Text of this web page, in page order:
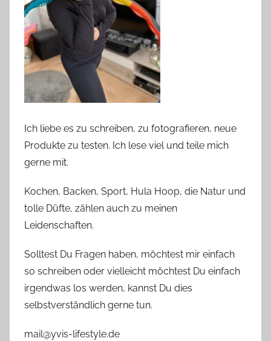
Ich liebe es zu schreiben, zu fotografieren, neue
Produkte zu testen. Ich lese viel und teile mich
gerne mit.
Kochen, Backen, Sport, Hula Hoop, die Natur und
tolle Düfte, zählen auch zu meinen
Leidenschaften.
Solltest Du Fragen haben, möchtest mir einfach
so schreiben oder vielleicht möchtest Du einfach
irgendwas los werden, kannst Du dies
selbstverständlich gerne tun.
mail@yvis-lifestyle.de